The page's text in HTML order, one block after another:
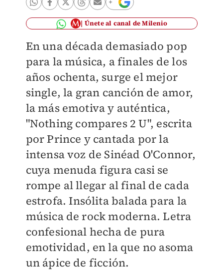
Únete al canal de Milenio
En una década demasiado pop
para la música, a finales de los
años ochenta, surge el mejor
single, la gran canción de amor,
la más emotiva y auténtica,
"Nothing compares 2 U", escrita
por Prince y cantada por la
intensa voz de Sinéad O'Connor,
cuya menuda figura casi se
rompe al llegar al final de cada
estrofa. Insólita balada para la
música de rock moderna. Letra
confesional hecha de pura
emotividad, en la que no asoma
un ápice de ficción.